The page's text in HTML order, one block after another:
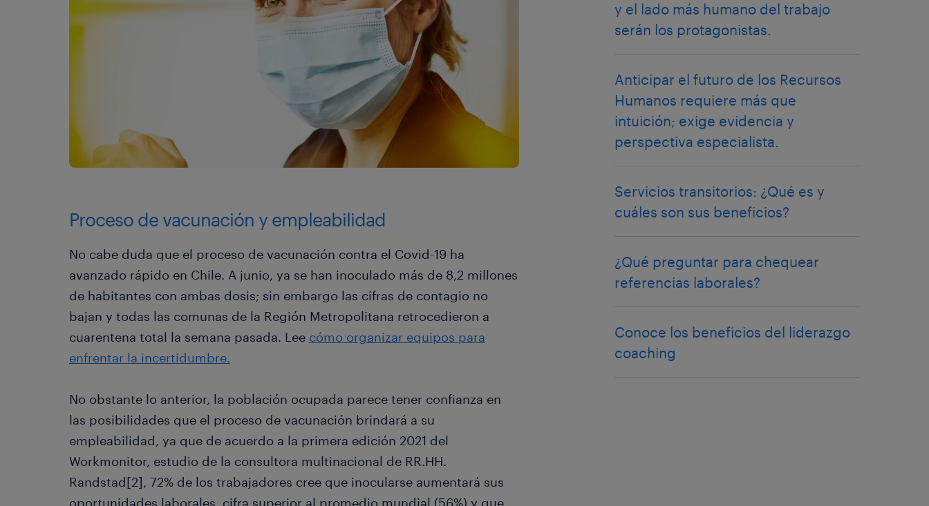
Proceso de vacunación y empleabilidad
No cabe duda que el proceso de vacunación contra el Covid-19 ha
avanzado rápido en Chile. A junio, ya se han inoculado más de 8,2 millones
de habitantes con ambas dosis; sin embargo las cifras de contagio no
bajan y todas las comunas de la Región Metropolitana retrocedieron a
cuarentena total la semana pasada. Lee cómo organizar equipos para
enfrentar la incertidumbre.
No obstante lo anterior, la población ocupada parece tener confianza en
las posibilidades que el proceso de vacunación brindará a su
empleabilidad, ya que de acuerdo a la primera edición 2021 del
Workmonitor, estudio de la consultora multinacional de RR.HH.
Randstad[2], 72% de los trabajadores cree que inocularse aumentará sus
oportunidades laborales, cifra superior al promedio mundial (56%) y que
y el lado más humano del trabajo
serán los protagonistas.
Anticipar el futuro de los Recursos
Humanos requiere más que
intuición; exige evidencia y
perspectiva especialista.
Servicios transitorios: ¿Qué es y
cuáles son sus beneficios?
¿Qué preguntar para chequear
referencias laborales?
Conoce los beneficios del liderazgo
coaching